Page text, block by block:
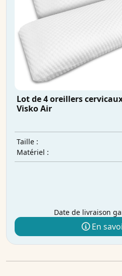
Lot de 4 oreillers
Visko Air
Taille :
Matériel :
Date de livraison
En